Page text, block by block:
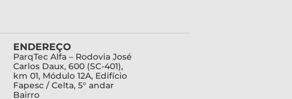
ENDEREÇO
ParqTec Alfa – Rodovia José
Carlos Daux, 600 (SC-401),
km 01, Módulo 12A, Edifício
Fapesc / Celta, 5° andar
Bairro